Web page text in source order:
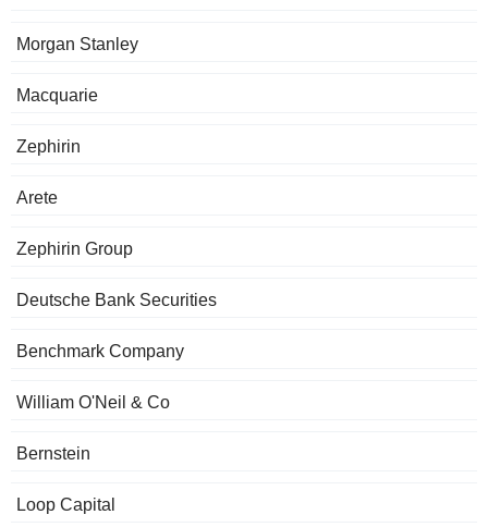
Morgan Stanley
Macquarie
Zephirin
Arete
Zephirin Group
Deutsche Bank Securities
Benchmark Company
William O'Neil & Co
Bernstein
Loop Capital